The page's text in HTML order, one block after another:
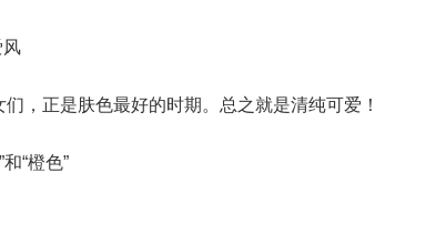
风
，正是肤色最好的时期。总之就是清纯可爱！
“橙色”